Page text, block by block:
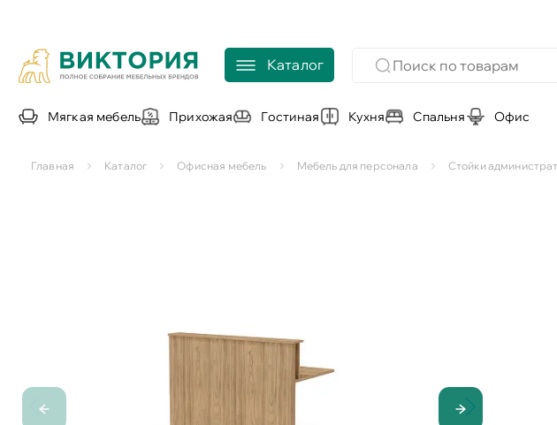
Каталог
Мягкая мебель Прихожая Гостиная Кухня Спальня Офис
Главная Каталог Офисная мебель Мебель для персонала Стойки